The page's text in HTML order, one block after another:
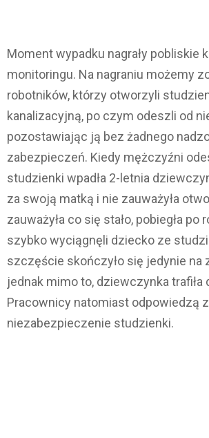
Moment wypadku nagrały pobliskie
monitoringu. Na nagraniu możemy
robotników, którzy otworzyli
kanalizacyjną, po czym odeszli od
pozostawiając ją bez żadnego
zabezpieczeń. Kiedy mężczyźni
studzienki wpadła 2-letnia
za swoją matką i nie zauważyła
zauważyła co się stało, pobiegła po
szybko wyciągnęli dziecko ze
szczęście skończyło się jedynie na
jednak mimo to, dziewczynka trafiła
Pracownicy natomiast odpowiedzą
niezabezpieczenie studzienki.